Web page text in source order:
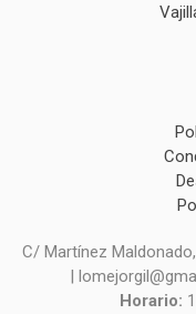
C/ Martínez
|
Horario: